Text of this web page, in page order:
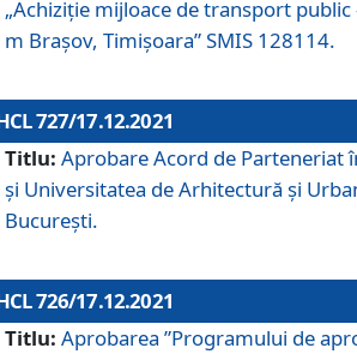
„Achiziție mijloace de transport
m Brașov, Timișoara” SMIS 128114.
727/17.12.2021
Titlu: Aprobare Acord de Parteneriat
și Universitatea de Arhitectură și
București.
726/17.12.2021
Titlu: Aprobarea ”Programului de